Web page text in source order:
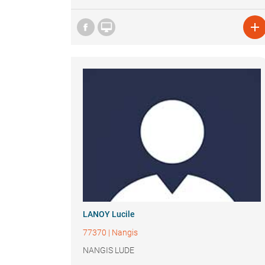
 
LANOY Lucile
77370 | Nangis
NANGIS LUDE